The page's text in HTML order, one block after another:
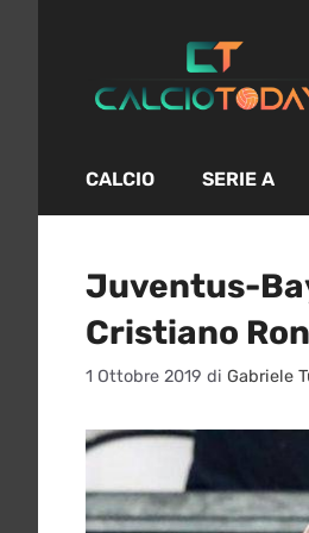
contenuto
CALCIO SERIE A
Juventus-
Cristiano
1 Ottobre 2019 di Gabriele